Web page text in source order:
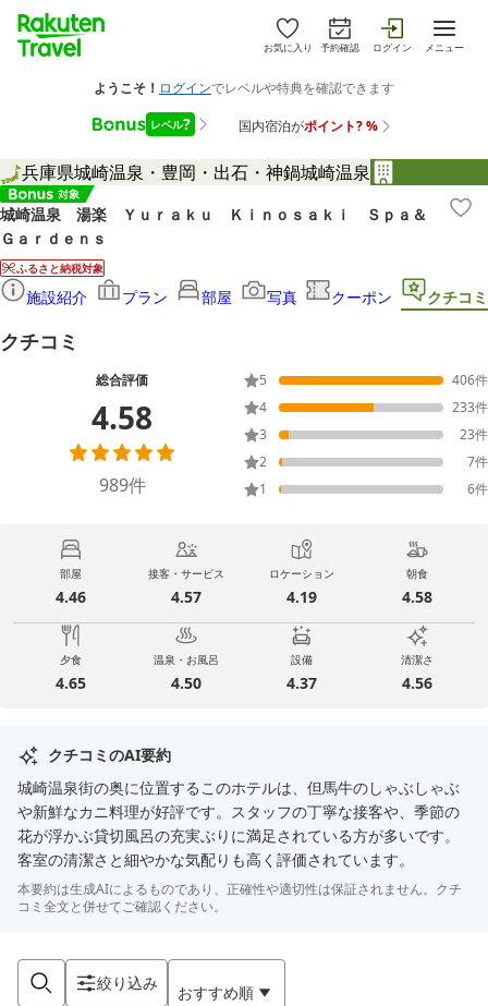
お気に入り 予約確認 ログイン メニュー
兵庫県城崎温泉・豊岡・出石・神鍋城崎温泉
城崎温泉 湯楽 Ｙｕｒａｋｕ Ｋｉｎｏｓａｋｉ Ｓｐａ＆
Ｇａｒｄｅｎｓ
ふるさと納税対象
施設紹介 プラン 部屋 写真 クーポン クチコミ
クチコミ
総合評価
4.58
989件
5 406件
4
233件
3
23件
2
7件
1
6件
部屋
4.46
接客・サービス
4.57
ロケーション
4.19
朝食
4.58
夕食
4.65
温泉・お風呂
4.50
設備
4.37
清潔さ
4.56
クチコミのAI要約
城崎温泉街の奥に位置するこのホテルは、但馬牛のしゃぶしゃぶ
や新鮮なカニ料理が好評です。スタッフの丁寧な接客や、季節の
花が浮かぶ貸切風呂の充実ぶりに満足されている方が多いです。
客室の清潔さと細やかな気配りも高く評価されています。
本要約は生成AIによるものであり、正確性や適切性は保証されません。クチ
コミ全文と併せてご確認ください。
絞り込み おすすめ順